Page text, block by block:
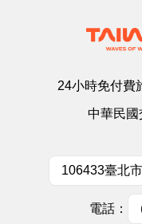
24小時免付費
中華民國
106433臺北
電話：